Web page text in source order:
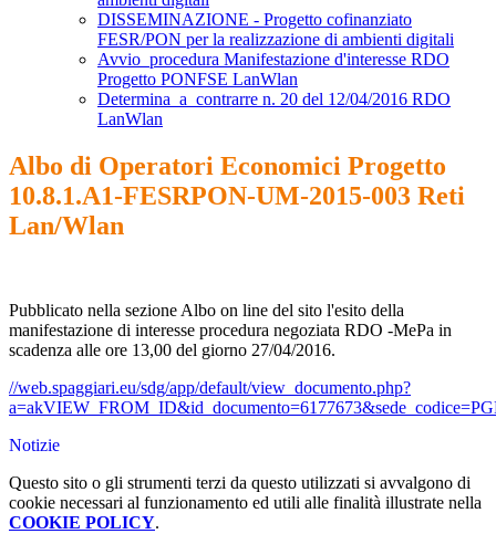
DISSEMINAZIONE - Progetto cofinanziato
FESR/PON per la realizzazione di ambienti digitali
Avvio_procedura Manifestazione d'interesse RDO
Progetto PONFSE LanWlan
Determina_a_contrarre n. 20 del 12/04/2016 RDO
LanWlan
Albo di Operatori Economici Progetto
10.8.1.A1-FESRPON-UM-2015-003 Reti
Lan/Wlan
Pubblicato nella sezione Albo on line del sito l'esito della
manifestazione di interesse procedura negoziata RDO -MePa in
scadenza alle ore 13,00 del giorno 27/04/2016.
//web.spaggiari.eu/sdg/app/default/view_documento.php?
Notizie
Questo sito o gli strumenti terzi da questo utilizzati si avvalgono di
cookie necessari al funzionamento ed utili alle finalità illustrate nella
COOKIE POLICY.